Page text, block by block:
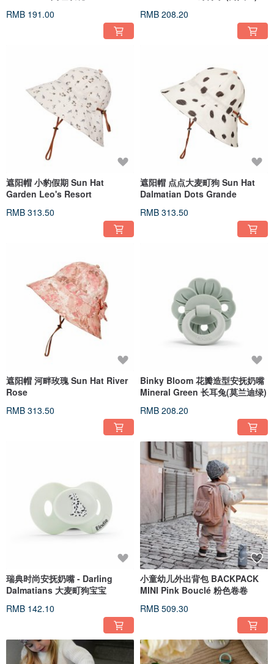
RMB 191.00
RMB 208.20
遮阳帽 小豹假期 Sun Hat
Garden Leo's Resort
RMB 313.50
遮阳帽 点点大麦町狗 Sun Hat
Dalmatian Dots Grande
RMB 313.50
遮阳帽 河畔玫瑰 Sun Hat River
Rose
RMB 313.50
Binky Bloom 花瓣造型安抚奶嘴
Mineral Green 长耳兔(莫兰迪绿)
RMB 208.20
瑞典时尚安抚奶嘴 - Darling
Dalmatians 大麦町狗宝宝
RMB 142.10
小童幼儿外出背包 BACKPACK
MINI Pink Bouclé 粉色卷卷
RMB 509.30